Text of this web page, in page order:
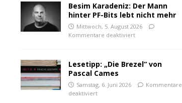
Besim Karadeniz: Der Mann
hinter PF-Bits lebt nicht mehr
Mittwoch, 5. August 2026
Kommentare deaktiviert
Lesetipp: „Die Brezel“ von
Pascal Cames
Samstag, 6. Juni 2026
Kommentare
deaktiviert